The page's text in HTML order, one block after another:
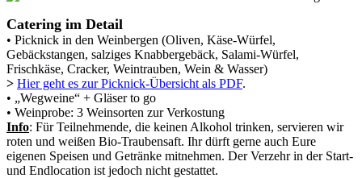
Catering im Detail
• Picknick in den Weinbergen (Oliven, Käse-Würfel,
Gebäckstangen, salziges Knabbergebäck, Salami-Würfel,
Frischkäse, Cracker, Weintrauben, Wein & Wasser)
> Hier geht es zur Picknick-Übersicht als PDF.
• „Wegweine“ + Gläser to go
• Weinprobe: 3 Weinsorten zur Verkostung
Info: Für Teilnehmende, die keinen Alkohol trinken, servieren wir
roten und weißen Bio-Traubensaft. Ihr dürft gerne auch Eure
eigenen Speisen und Getränke mitnehmen. Der Verzehr in der Start-
und Endlocation ist jedoch nicht gestattet.